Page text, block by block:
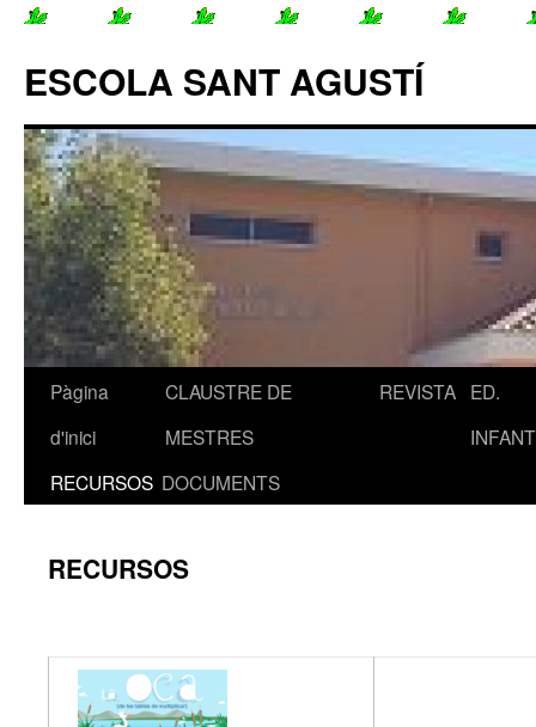
ESCOLA SANT AGUSTÍ
Vés
contingut
Pàgina
d'inici
CLAUSTRE DE
MESTRES
REVISTA ED.
RECURSOS DOCUMENTS
RECURSOS